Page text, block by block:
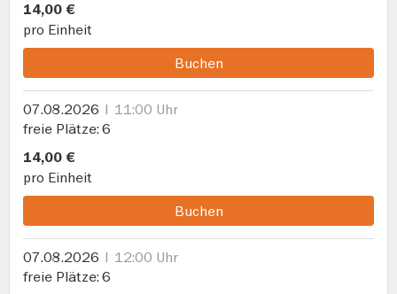
14,00 €
pro Einheit
Buchen
07.08.2026
11:00 Uhr
freie Plätze 6
14,00 €
pro Einheit
Buchen
07.08.2026
12:00 Uhr
freie Plätze 6